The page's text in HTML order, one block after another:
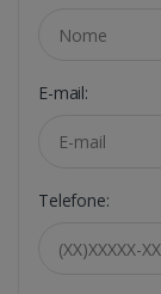
E-mail:
Telefone: